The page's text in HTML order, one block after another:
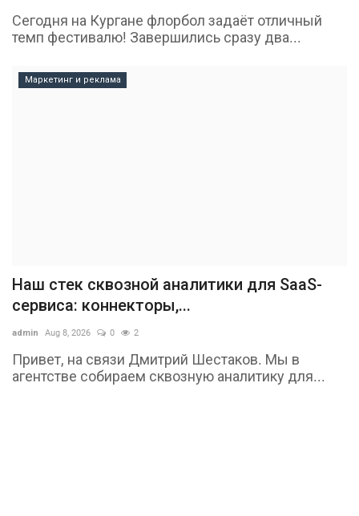
Сегодня на Кургане флорбол задаёт отличный
темп фестивалю! Завершились сразу два...
Маркетинг и реклама
Наш стек сквозной аналитики для SaaS-
сервиса: коннекторы,...
admin Aug 8, 2026 0 2
Привет, на связи Дмитрий Шестаков. Мы в
агентстве собираем сквозную аналитику для...